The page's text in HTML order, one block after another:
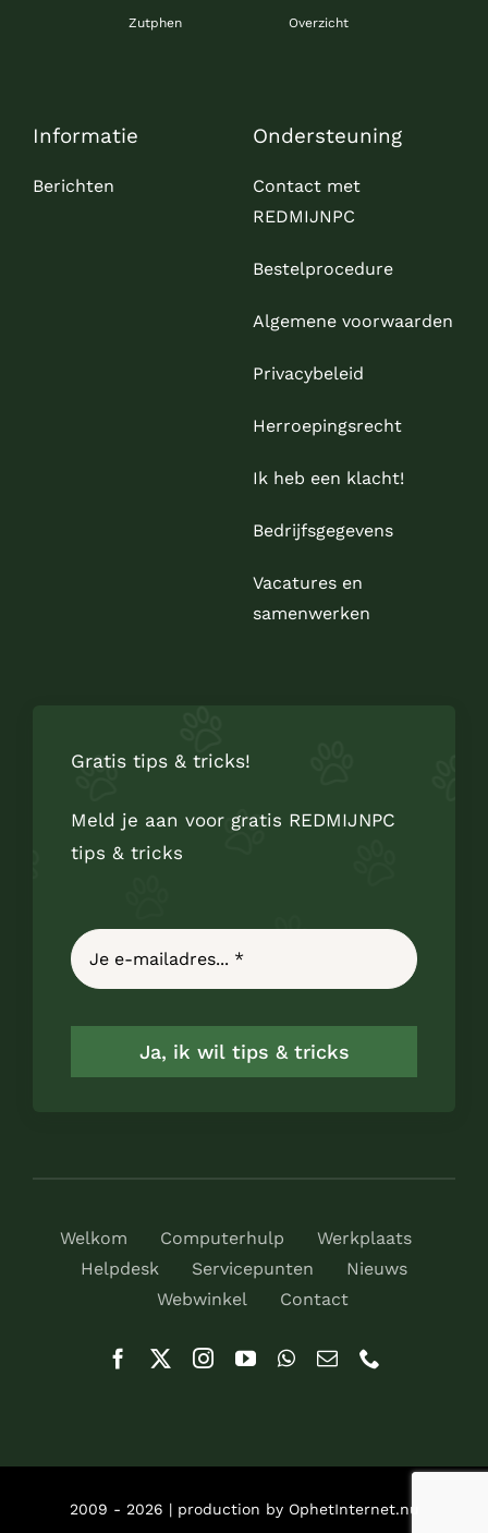
Zutphen Overzicht
Informatie
Berichten
Ondersteuning
Contact met
REDMIJNPC
Bestelprocedure
Algemene voorwaarden
Privacybeleid
Herroepingsrecht
Ik heb een klacht!
Bedrijfsgegevens
Vacatures en
samenwerken
Gratis tips & tricks!
Meld je aan voor gratis REDMIJNPC
tips & tricks
Ja, ik wil tips & tricks
Welkom Computerhulp
Werkplaats
Helpdesk
Servicepunten
Nieuws
Webwinkel
Contact
2009 - 2026 | production by OphetInternet.nu